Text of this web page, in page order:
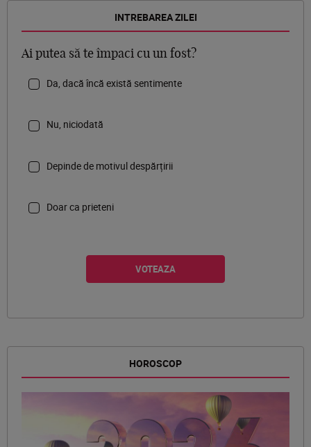
INTREBAREA ZILEI
Ai putea să te împaci cu un fost?
Da, dacă încă există sentimente
Nu, niciodată
Depinde de motivul despărțirii
Doar ca prieteni
HOROSCOP